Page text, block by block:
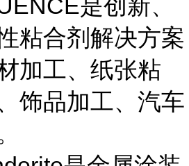
是创新、
粘合剂解决方案
加工、纸张粘
饰品加工、汽车